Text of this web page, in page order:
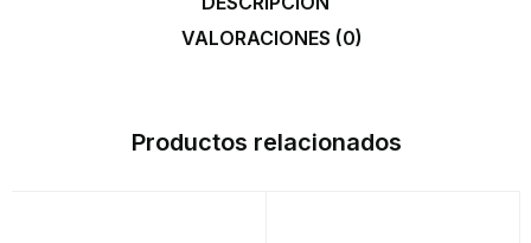
VALORACIONES (0)
Productos relacionados